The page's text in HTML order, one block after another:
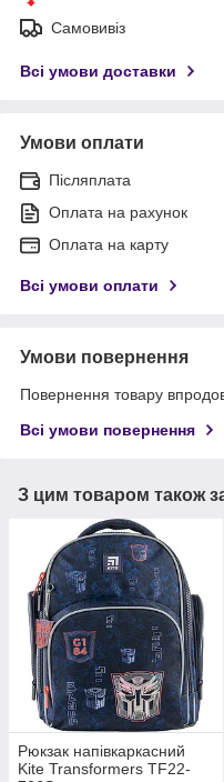
Самовивіз
Всі умови доставки
Умови оплати
Післяплата
Оплата на рахунок
Оплата на карту
Всі умови оплати
Умови повернення
Повернення товару
Всі умови повернення
З цим товаром також
Рюкзак напівкаркасний
Kite Transformers TF22-